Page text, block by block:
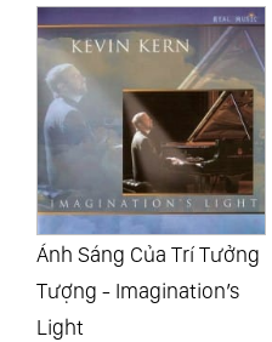
Ánh Sáng Của Trí Tưởng
Tượng - Imagination’s
Light